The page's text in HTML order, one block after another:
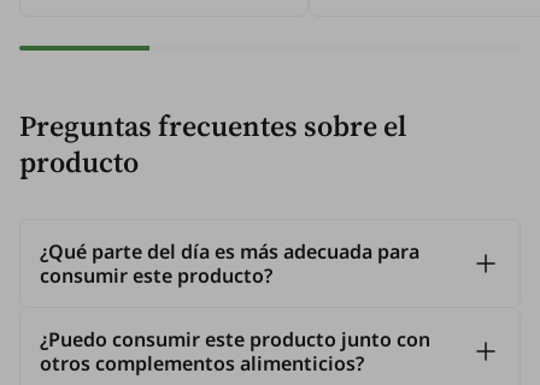
Preguntas frecuentes sobre el
producto
¿Qué parte del día es más adecuada para
consumir este producto?
¿Puedo consumir este producto junto con
otros complementos alimenticios?